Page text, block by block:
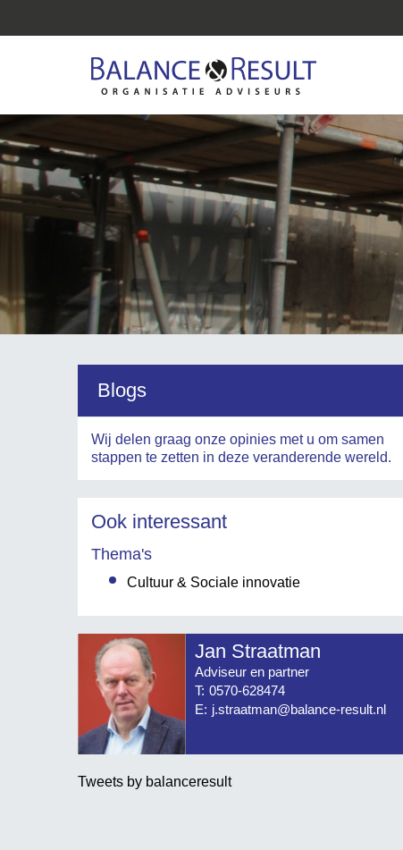
Blogs
Wij delen graag onze opinies met u om samen
stappen te zetten in deze veranderende wereld.
Ook interessant
Thema's
Cultuur & Sociale innovatie
Jan Straatman
Adviseur en partner
T: 0570-628474
E: j.straatman@balance-result.nl
Tweets by balanceresult